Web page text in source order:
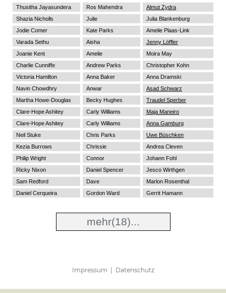
Thusitha Jayasundera
Ros Mahendra
Almut Zydra
Shazia Nicholls
Julie
Julia Blankenburg
Jodie Comer
Kate Parks
Amelie Plaas-Link
Varada Sethu
Aisha
Jenny Löffler
Joanie Kent
Amelie
Moira May
Charlie Cunniffe
Andrew Parks
Christopher Kohn
Victoria Hamilton
Anna Baker
Anna Dramski
Navin Chowdhry
Anwar
Asad Schwarz
Martha Howe-Douglas
Becky Hughes
Traudel Sperber
Clare-Hope Ashitey
Carly Williams
Maja Maneiro
Clare-Hope Ashitey
Carly Williams
Anna Gamburg
Neil Stuke
Chris Parks
Uwe Büschken
Kezia Burrows
Chrissie
Andrea Cleven
Philip Wright
Connor
Johann Fohl
Ricky Nixon
Daniel Spencer
Jesco Wirthgen
Sam Redford
Dave
Marlon Rosenthal
Daniel Cerqueira
Gordon Ward Gerrit Hamann
mehr(18)...
Impressum Datenschutz